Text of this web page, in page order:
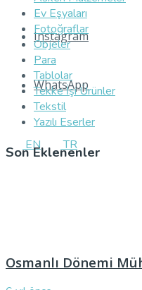
Instagram
WhatsApp
EN TR
Ev Eşyaları
Fotoğraflar
Objeler
Para
Tablolar
Tekke İşi Ürünler
Tekstil
Yazılı Eserler
Son Eklenenler
Osmanlı Dönemi